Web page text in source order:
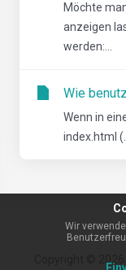
Möchte
anzeigen
werden:...
Wie
Wenn in
index.html
Wir